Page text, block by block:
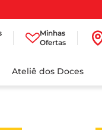
Minhas
Ofertas
Ateliê dos Doces